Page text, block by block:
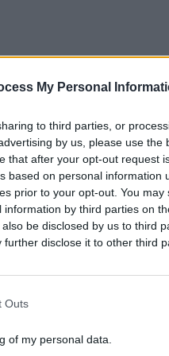
My Personal
to third parties, or
by us, please use the
that after your opt-out request
based on personal information
prior to your opt-out. You
by third parties on
be disclosed by us to third
further disclose it to other third
Outs
of my personal data.
felvételiről, ha